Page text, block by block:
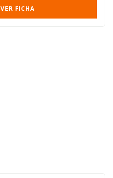
VER FICHA